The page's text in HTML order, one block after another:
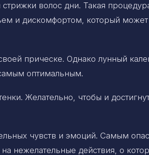
волос дни. Такая
и дискомфортом, который может
прическе. Однако лунный
оптимальным.
Желательно, чтобы и
чувств и эмоций. Самым
нежелательные действия, о